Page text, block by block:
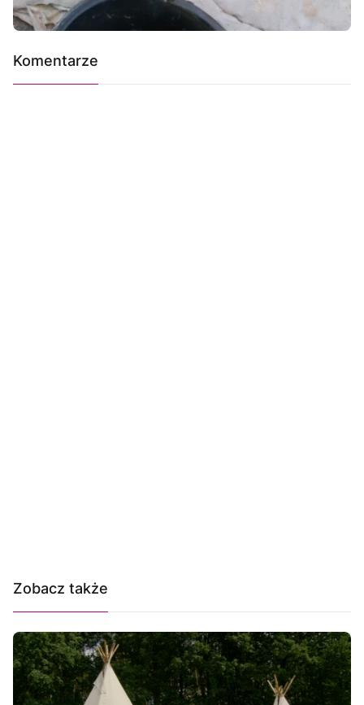
Komentarze
Zobacz także